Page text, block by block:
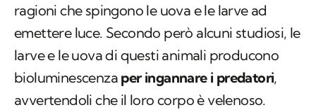
ragioni che spingono le uova e le larve ad
emettere luce. Secondo però alcuni studiosi, le
larve e le uova di questi animali producono
bioluminescenza per ingannare i predatori,
avvertendoli che il loro corpo è velenoso.